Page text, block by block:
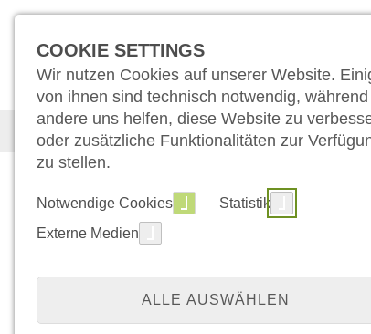
Der Campus Unser Angebot
COOKIE SETTINGS
Wir nutzen Cookies auf unserer Website.
von ihnen sind technisch notwendig, während
andere uns helfen, diese Website zu
oder zusätzliche Funktionalitäten zur
zu stellen.
Notwendige Cookies
Statistik
Externe Medien
ALLE AUSWÄHLEN